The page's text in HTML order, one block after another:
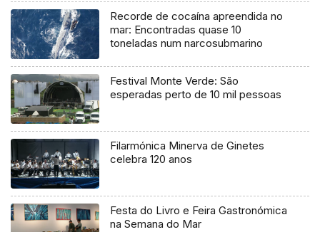
Recorde de cocaína apreendida no
mar: Encontradas quase 10
toneladas num narcosubmarino
Festival Monte Verde: São
esperadas perto de 10 mil pessoas
Filarmónica Minerva de Ginetes
celebra 120 anos
Festa do Livro e Feira Gastronómica
na Semana do Mar